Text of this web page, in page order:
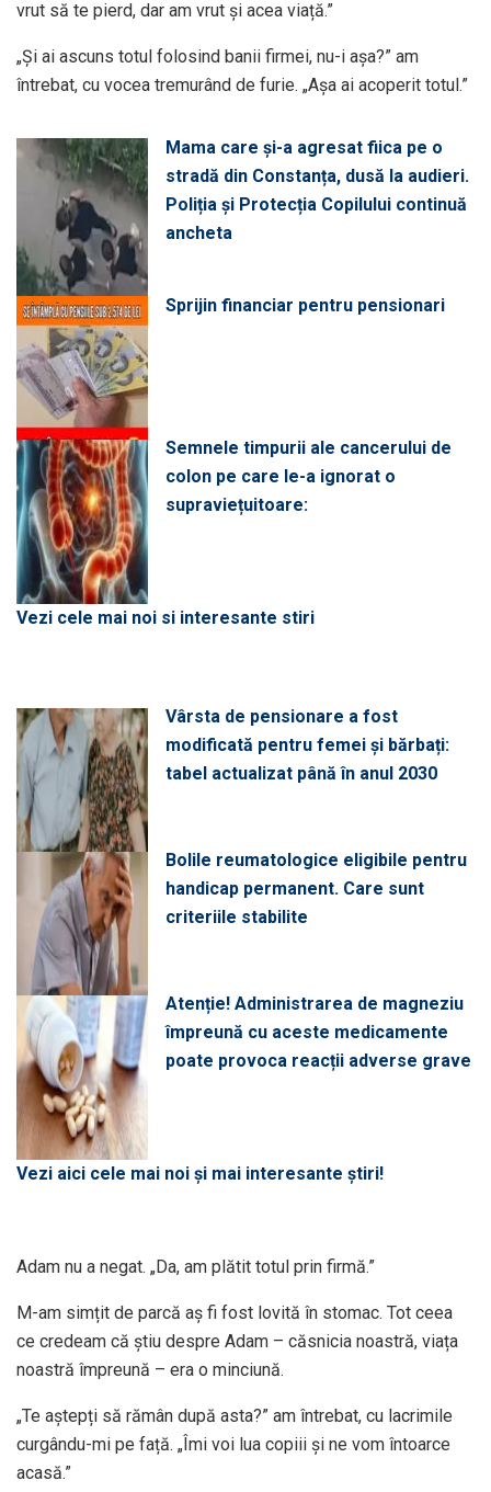
vrut să te pierd, dar am vrut și acea viață.”
„Și ai ascuns totul folosind banii firmei, nu-i așa?” am
întrebat, cu vocea tremurând de furie. „Așa ai acoperit totul.”
Mama care și-a agresat fiica pe o
stradă din Constanța, dusă la audieri.
Poliția și Protecția Copilului continuă
ancheta
Sprijin financiar pentru pensionari
Semnele timpurii ale cancerului de
colon pe care le-a ignorat o
supraviețuitoare:
Vezi cele mai noi si interesante stiri
Vârsta de pensionare a fost
modificată pentru femei și bărbați:
tabel actualizat până în anul 2030
Bolile reumatologice eligibile pentru
handicap permanent. Care sunt
criteriile stabilite
Atenție! Administrarea de magneziu
împreună cu aceste medicamente
poate provoca reacții adverse grave
Vezi aici cele mai noi și mai interesante știri!
Adam nu a negat. „Da, am plătit totul prin firmă.”
M-am simțit de parcă aș fi fost lovită în stomac. Tot ceea
ce credeam că știu despre Adam – căsnicia noastră, viața
noastră împreună – era o minciună.
„Te aștepți să rămân după asta?” am întrebat, cu lacrimile
curgându-mi pe față. „Îmi voi lua copiii și ne vom întoarce
acasă.”